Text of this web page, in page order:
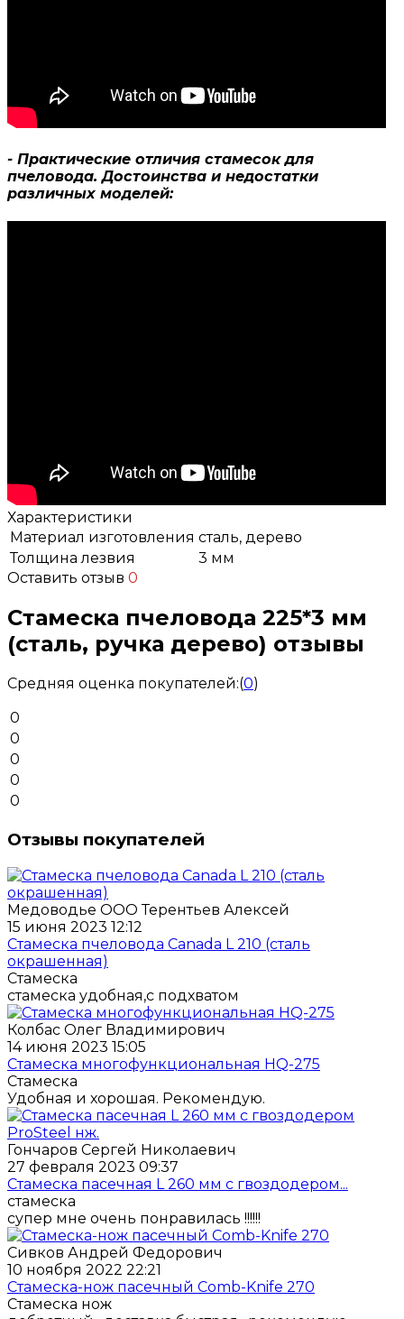
- Практические отличия стамесок для
пчеловода. Достоинства и недостатки
различных моделей:
Характеристики
Материал изготовления сталь, дерево
Толщина лезвия
3 мм
Оставить отзыв 0
Стамеска пчеловода 225*3 мм
(сталь, ручка дерево) отзывы
Средняя оценка покупателей:(0)
0
0
0
0
0
Отзывы покупателей
Медоводье ООО Терентьев Алексей
15 июня 2023 12:12
Стамеска пчеловода Canada L 210 (сталь
окрашенная)
Стамеска
стамеска удобная,с подхватом
Колбас Олег Владимирович
14 июня 2023 15:05
Стамеска многофункциональная HQ-275
Стамеска
Удобная и хорошая. Рекомендую.
Гончаров Сергей Николаевич
27 февраля 2023 09:37
Стамеска пасечная L 260 мм с гвоздодером...
стамеска
супер мне очень понравилась !!!!!!
Сивков Андрей Федорович
10 ноября 2022 22:21
Стамеска-нож пасечный Comb-Knife 270
Стамеска нож